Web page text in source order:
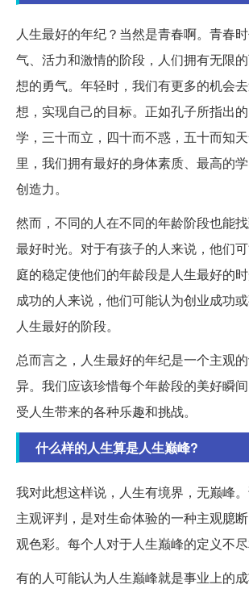
人生最好的年纪？当然是青春啊。青春
气、活力和激情的阶段，人们拥有无限
想的勇气。年轻时，我们有更多的机会
想，实现自己的目标。正如孔子所指出
学，三十而立，四十而不惑，五十而知
里，我们拥有最好的身体素质、最高的
创造力。
然而，不同的人在不同的年龄阶段也能
最好时光。对于有孩子的人来说，他们
庭的稳定使他们的年龄段是人生最好的
成功的人来说，他们可能认为创业成功
人生最好的阶段。
总而言之，人生最好的年纪是一个主观
异。我们应该珍惜每个年龄段的美好瞬
受人生带来的各种乐趣和挑战。
什么样的人生算是人生巅峰?
我对此想这样说，人生有境界，无巅峰
主观评判，是对生命体验的一种主观臆
观色彩。每个人对于人生巅峰的定义不尽
有的人可能认为人生巅峰就是事业上的